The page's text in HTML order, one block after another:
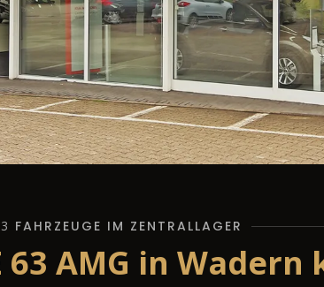
FAHRZEUGE IM ZENTRALLAGER
63 AMG in